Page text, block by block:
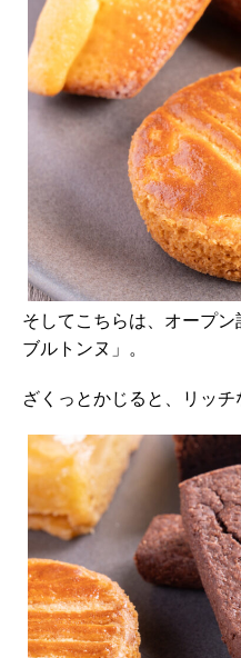
そしてこちらは、オープ
ブルトンヌ」。
ざくっとかじると、リッ